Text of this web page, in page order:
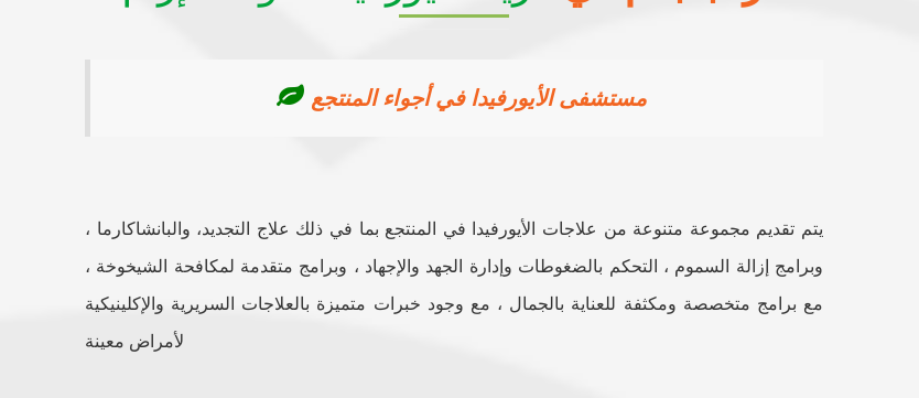
مستشفى الأيورفيدا في أجواء المنتجع
يتم تقديم مجموعة متنوعة من علاجات الأيورفيدا في المنتجع بما في ذلك علاج التجديد، والبانشاكارما ،
وبرامج إزالة السموم ، التحكم بالضغوطات وإدارة الجهد والإجهاد ، وبرامج متقدمة لمكافحة الشيخوخة ،
مع برامج متخصصة ومكثفة للعناية بالجمال ، مع وجود خبرات متميزة بالعلاجات السريرية والإكلينيكية
لأمراض معينة